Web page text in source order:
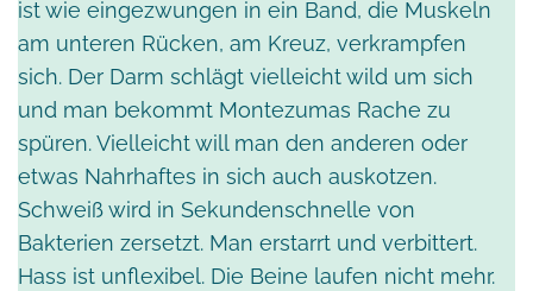
ist wie eingezwungen in ein Band, die Muskeln
am unteren Rücken, am Kreuz, verkrampfen
sich. Der Darm schlägt vielleicht wild um sich
und man bekommt Montezumas Rache zu
spüren. Vielleicht will man den anderen oder
etwas Nahrhaftes in sich auch auskotzen.
Schweiß wird in Sekundenschnelle von
Bakterien zersetzt. Man erstarrt und verbittert.
Hass ist unflexibel. Die Beine laufen nicht mehr.